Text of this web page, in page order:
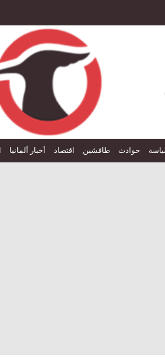
حوادث طافشين اقتصاد أخبار ألمانيا